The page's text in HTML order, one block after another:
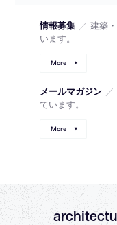
情報募集 ／ 建築
います。
More
メールマガジン ／
ています。
More